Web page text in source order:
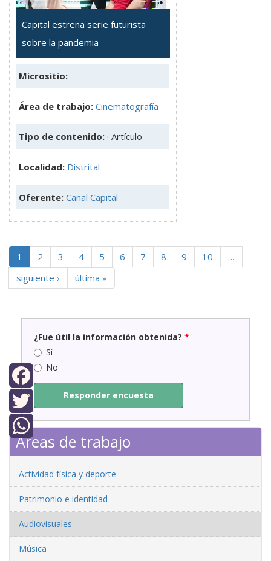
Capital estrena serie futurista
sobre la pandemia
Micrositio:
Área de trabajo: Cinematografía
Tipo de contenido: · Artículo
Localidad: Distrital
Oferente: Canal Capital
1 2 3 4 5 6 7 8 9 10
…
siguiente ›
última »
Facebook
Twitter
WhatsApp
¿Fue útil la información obtenida? *
Sí
No
Responder encuesta
Áreas de trabajo
Actividad física y deporte
Patrimonio e identidad
Audiovisuales
Música